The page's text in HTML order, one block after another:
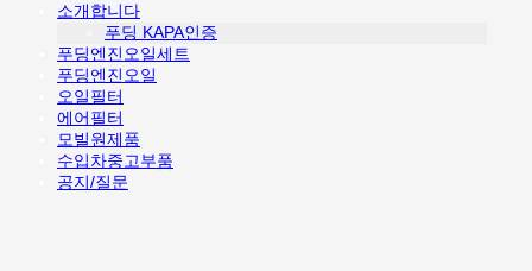
소개합니다
푸딩 KAPA인증
푸딩엔진오일세트
푸딩엔진오일
오일필터
에어필터
모빌원제품
수입차중고부품
공지/질문